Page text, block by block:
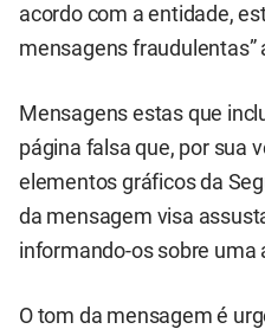
acordo com a entidade,
mensagens fraudulentas”
Mensagens estas que
página falsa que, por sua
elementos gráficos da
da mensagem visa
informando-os sobre uma
O tom da mensagem é